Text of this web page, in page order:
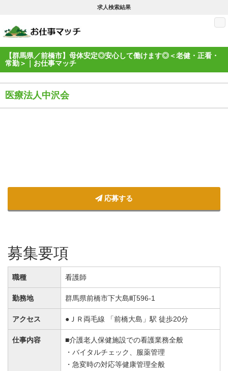
求人検索結果
【群馬県／前橋市】母体安定◎安心して働けます◎＜老健・正看・
常勤＞｜お仕事マッチ
医療法人中沢会
応募する
募集要項
職種 看護師
勤務地 群馬県前橋市下大島町596-1
アクセス ●ＪＲ両毛線 「前橋大島」駅 徒歩20分
仕事内容
■介護老人保健施設での看護業務全般
・バイタルチェック、服薬管理
・急変時の対応等健康管理全般